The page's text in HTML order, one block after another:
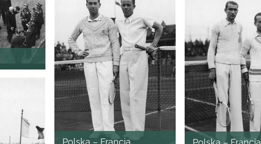
Polska – Francja